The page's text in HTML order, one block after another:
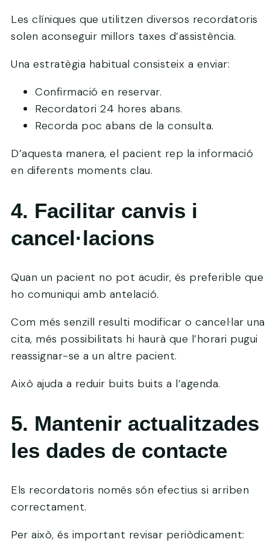
Les clíniques que utilitzen diversos recordatoris
solen aconseguir millors taxes d’assistència.
Una estratègia habitual consisteix a enviar:
Confirmació en reservar.
Recordatori 24 hores abans.
Recorda poc abans de la consulta.
D’aquesta manera, el pacient rep la informació
en diferents moments clau.
4. Facilitar canvis i
cancel·lacions
Quan un pacient no pot acudir, és preferible que
ho comuniqui amb antelació.
Com més senzill resulti modificar o cancel·lar una
cita, més possibilitats hi haurà que l’horari pugui
reassignar-se a un altre pacient.
Això ajuda a reduir buits buits a l’agenda.
5. Mantenir actualitzades
les dades de contacte
Els recordatoris només són efectius si arriben
correctament.
Per això, és important revisar periòdicament: